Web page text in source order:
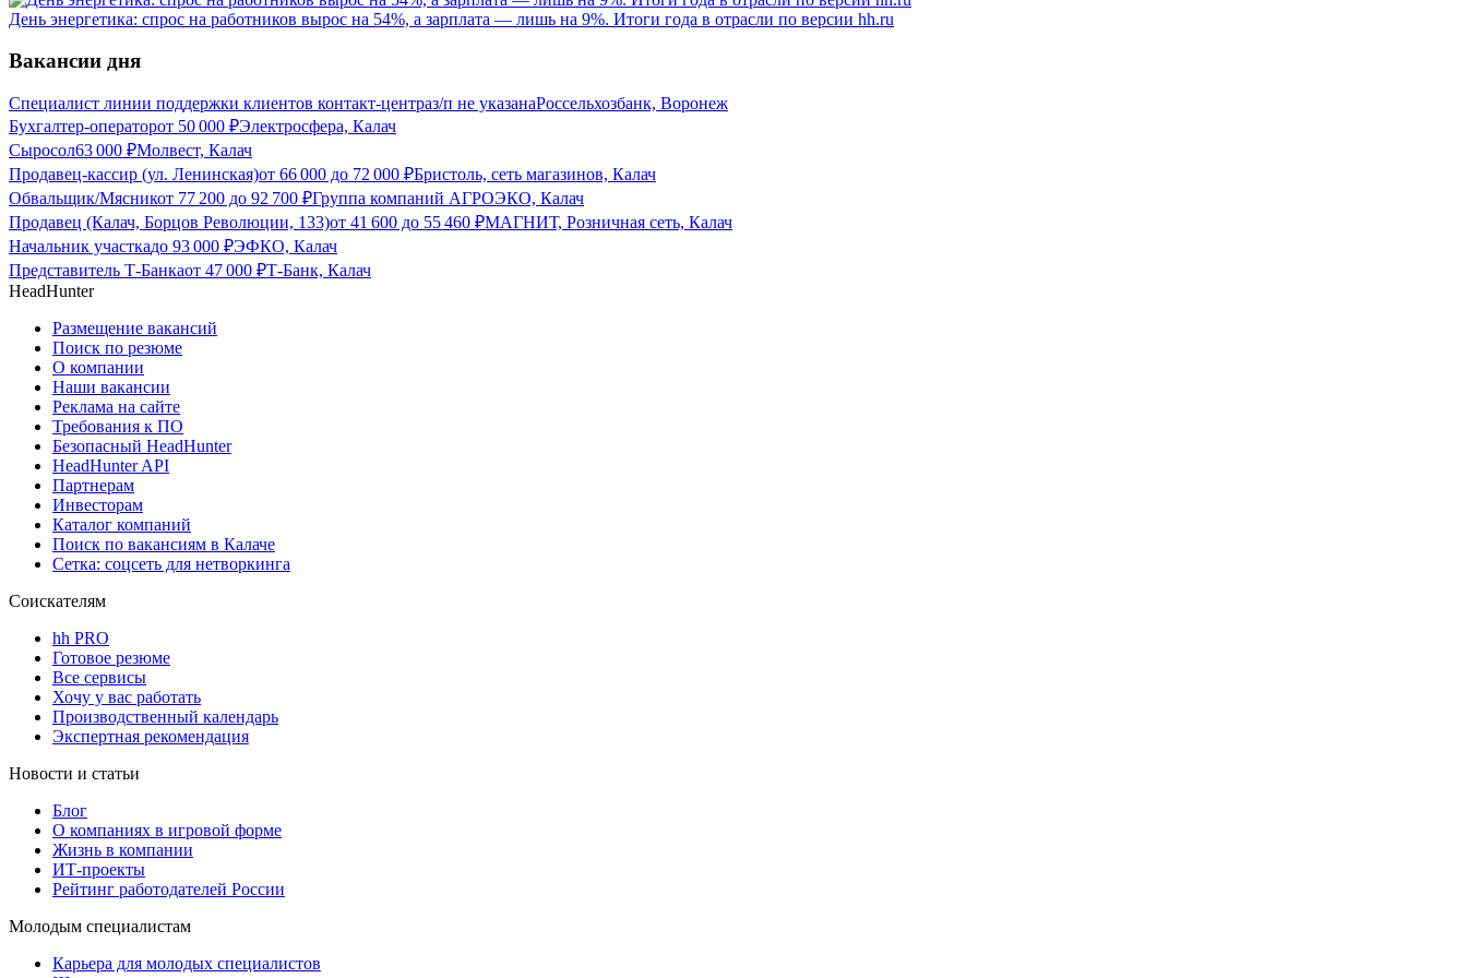
День энергетика: спрос на работников вырос на 54%, а зарплата — лишь на 9%. Итоги года в отрасли по версии hh.ru
Вакансии дня
Специалист линии поддержки клиентов контакт-центраз/п не указанаРоссельхозбанк, Воронеж
Бухгалтер-операторот 50 000 ₽Электросфера, Калач
Сыросол63 000 ₽Молвест, Калач
Продавец-кассир (ул. Ленинская)от 66 000 до 72 000 ₽Бристоль, сеть магазинов, Калач
Обвальщик/Мясникот 77 200 до 92 700 ₽Группа компаний АГРОЭКО, Калач
Продавец (Калач, Борцов Революции, 133)от 41 600 до 55 460 ₽МАГНИТ, Розничная сеть, Калач
Начальник участкадо 93 000 ₽ЭФКО, Калач
Представитель Т-Банкаот 47 000 ₽Т-Банк, Калач
HeadHunter
Размещение вакансий
Поиск по резюме
О компании
Наши вакансии
Реклама на сайте
Требования к ПО
Безопасный HeadHunter
HeadHunter API
Партнерам
Инвесторам
Каталог компаний
Поиск по вакансиям в Калаче
Сетка: соцсеть для нетворкинга
Соискателям
hh PRO
Готовое резюме
Все сервисы
Хочу у вас работать
Производственный календарь
Экспертная рекомендация
Новости и статьи
Блог
О компаниях в игровой форме
Жизнь в компании
ИТ-проекты
Рейтинг работодателей России
Молодым специалистам
Карьера для молодых специалистов